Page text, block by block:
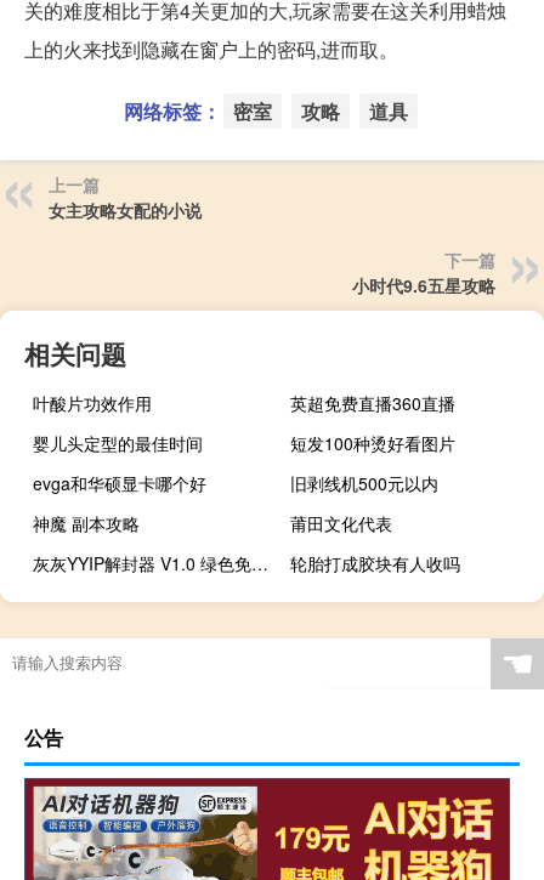
关的难度相比于第4关更加的大,玩家需要在这关利用蜡烛
上的火来找到隐藏在窗户上的密码,进而取。
网络标签： 密室 攻略 道具
上一篇
女主攻略女配的小说
下一篇
小时代9.6五星攻略
相关问题
叶酸片功效作用
英超免费直播360直播
婴儿头定型的最佳时间
短发100种烫好看图片
evga和华硕显卡哪个好
旧剥线机500元以内
神魔 副本攻略
莆田文化代表
灰灰YYIP解封器 V1.0 绿色免费版（灰灰YYIP解封器 V1.0 绿色免费版功能简介）
轮胎打成胶块有人收吗
☚
公告